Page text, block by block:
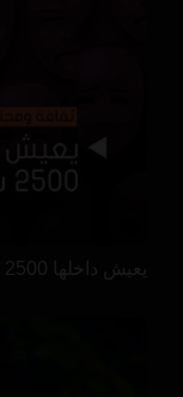
يعيش داخلها 2500 شخص